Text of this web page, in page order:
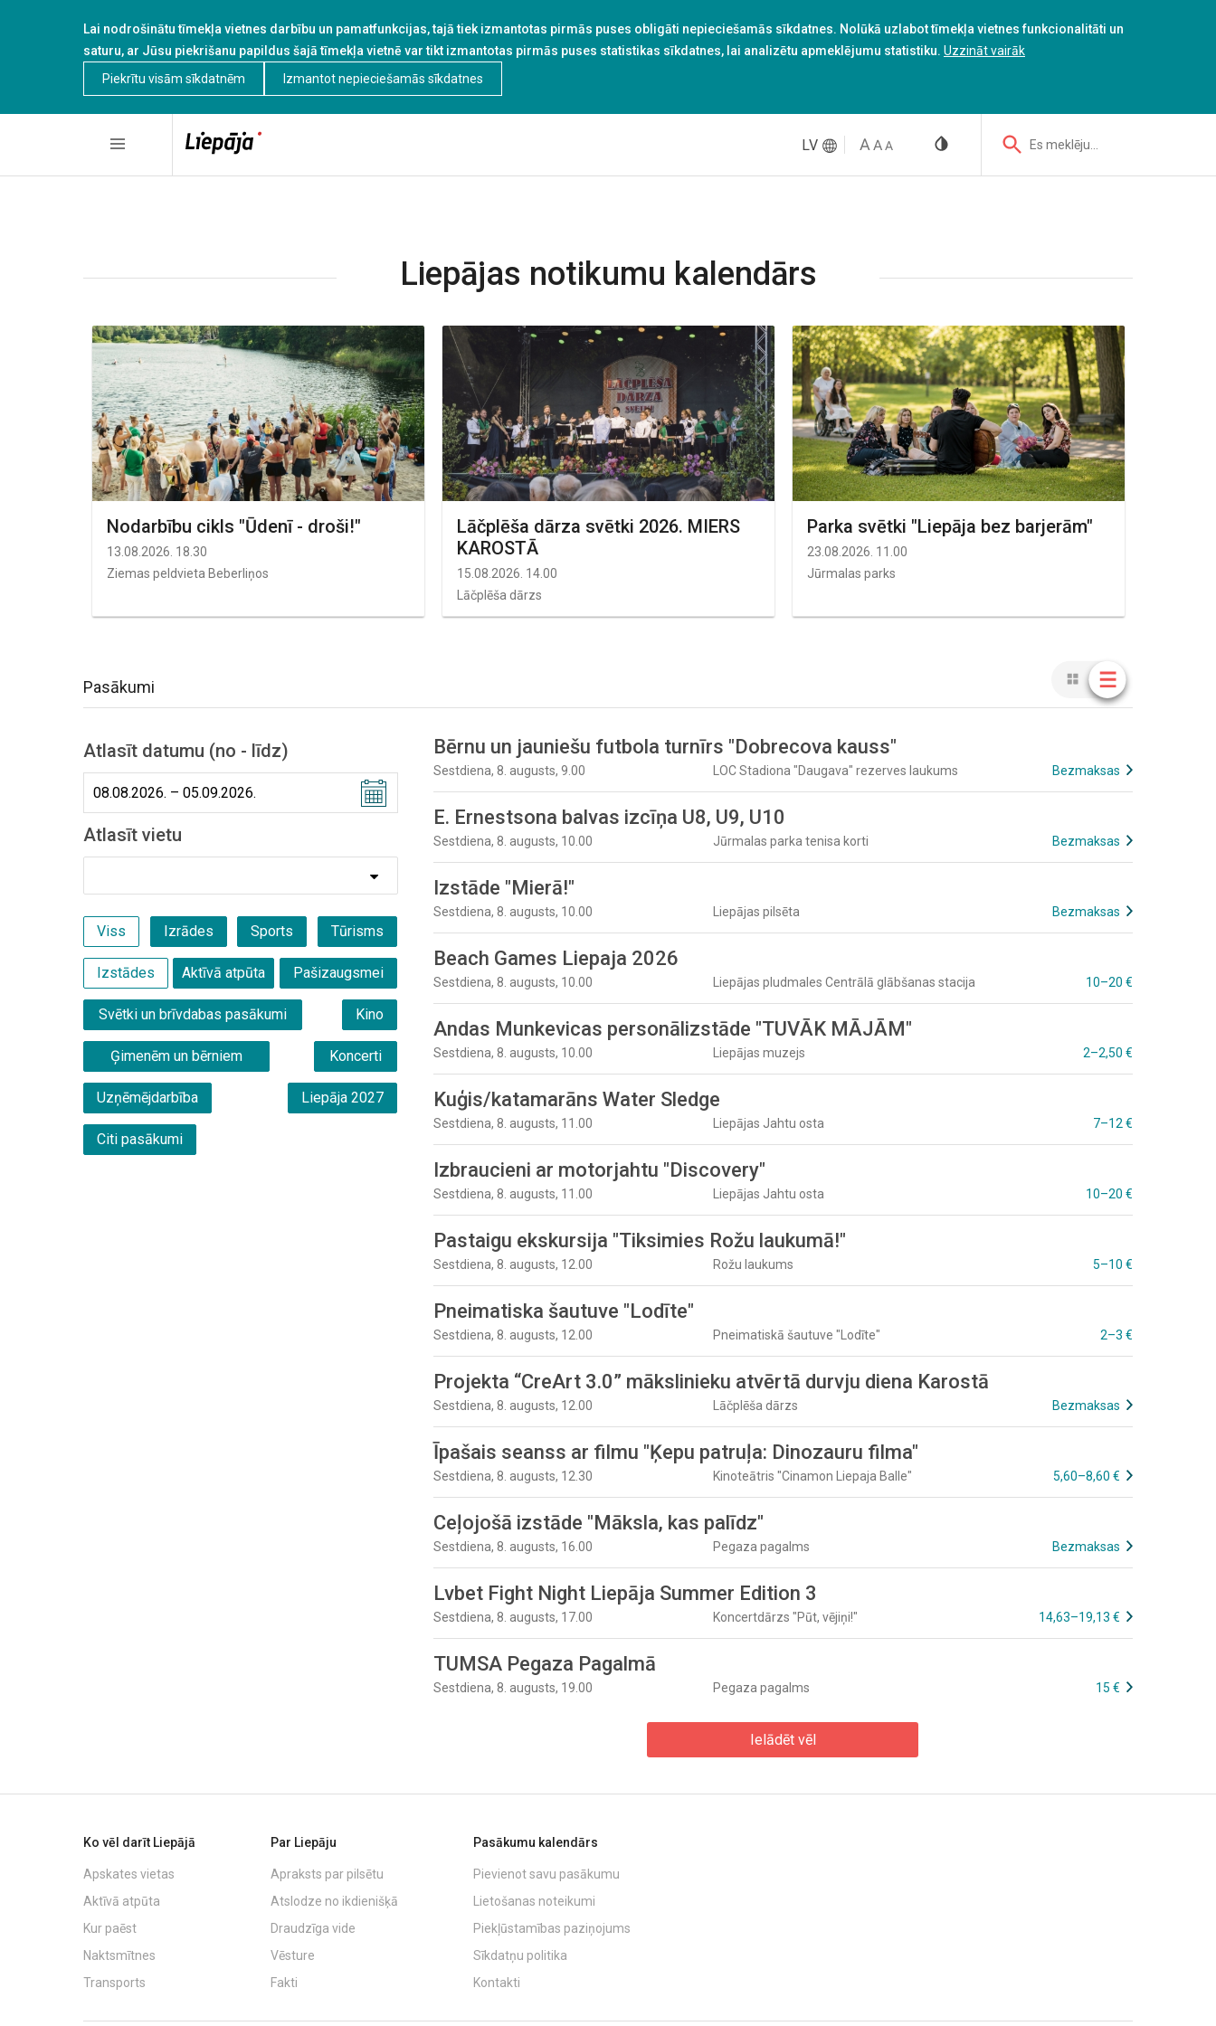
Lai nodrošinātu tīmekļa vietnes darbību un pamatfunkcijas, tajā tiek izmantotas pirmās puses obligāti nepieciešamās sīkdatnes. Nolūkā uzlabot tīmekļa vietnes funkcionalitāti un
saturu, ar Jūsu piekrišanu papildus šajā tīmekļa vietnē var tikt izmantotas pirmās puses statistikas sīkdatnes, lai analizētu apmeklējumu statistiku. Uzzināt vairāk
Piekrītu visām sīkdatnēm
Izmantot nepieciešamās sīkdatnes
LV Es meklēju...
Liepājas notikumu kalendārs
Nodarbību cikls "Ūdenī - droši!"
13.08.2026. 18.30
Ziemas peldvieta Beberliņos
Lāčplēša dārza svētki 2026. MIERS
KAROSTĀ
15.08.2026. 14.00
Lāčplēša dārzs
Parka svētki "Liepāja bez barjerām"
23.08.2026. 11.00
Jūrmalas parks
Pasākumi
Atlasīt datumu (no - līdz)
Atlasīt vietu
Viss Izrādes Sports Tūrisms
Izstādes Aktīvā atpūta Pašizaugsmei
Svētki un brīvdabas pasākumi Kino
Ģimenēm un bērniem Koncerti
Uzņēmējdarbība Liepāja 2027
Citi pasākumi
Bērnu un jauniešu futbola turnīrs "Dobrecova kauss"
Sestdiena, 8. augusts, 9.00 LOC Stadiona "Daugava" rezerves laukums Bezmaksas
E. Ernestsona balvas izcīņa U8, U9, U10
Sestdiena, 8. augusts, 10.00 Jūrmalas parka tenisa korti Bezmaksas
Izstāde "Mierā!"
Sestdiena, 8. augusts, 10.00 Liepājas pilsēta Bezmaksas
Beach Games Liepaja 2026
Sestdiena, 8. augusts, 10.00 Liepājas pludmales Centrālā glābšanas stacija 10–20 €
Andas Munkevicas personālizstāde "TUVĀK MĀJĀM"
Sestdiena, 8. augusts, 10.00 Liepājas muzejs 2–2,50 €
Kuģis/katamarāns Water Sledge
Sestdiena, 8. augusts, 11.00 Liepājas Jahtu osta 7–12 €
Izbraucieni ar motorjahtu "Discovery"
Sestdiena, 8. augusts, 11.00 Liepājas Jahtu osta 10–20 €
Pastaigu ekskursija "Tiksimies Rožu laukumā!"
Sestdiena, 8. augusts, 12.00 Rožu laukums 5–10 €
Pneimatiska šautuve "Lodīte"
Sestdiena, 8. augusts, 12.00 Pneimatiskā šautuve "Lodīte" 2–3 €
Projekta “CreArt 3.0” mākslinieku atvērtā durvju diena Karostā
Sestdiena, 8. augusts, 12.00 Lāčplēša dārzs Bezmaksas
Īpašais seanss ar filmu "Ķepu patruļa: Dinozauru filma"
Sestdiena, 8. augusts, 12.30 Kinoteātris "Cinamon Liepaja Balle" 5,60–8,60 €
Ceļojošā izstāde "Māksla, kas palīdz"
Sestdiena, 8. augusts, 16.00 Pegaza pagalms Bezmaksas
Lvbet Fight Night Liepāja Summer Edition 3
Sestdiena, 8. augusts, 17.00 Koncertdārzs "Pūt, vējiņi!" 14,63–19,13 €
TUMSA Pegaza Pagalmā
Sestdiena, 8. augusts, 19.00 Pegaza pagalms 15 €
Ielādēt vēl
Ko vēl darīt Liepājā
Apskates vietas
Aktīvā atpūta
Kur paēst
Naktsmītnes
Transports
Par Liepāju
Apraksts par pilsētu
Atslodze no ikdienišķā
Draudzīga vide
Vēsture
Fakti
Pasākumu kalendārs
Pievienot savu pasākumu
Lietošanas noteikumi
Piekļūstamības paziņojums
Sīkdatņu politika
Kontakti